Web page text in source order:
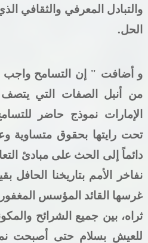
والتبادل المعرفي والثقافي
الحل.
و أضافت " إن التسامح واجب
من أنبل الصفات التي يتصف
الإمارات نموذج حاضر
تحت رايتها بحقوق متساوية
دائماً إلى الحث على مبادئ
نفاخر الأمم بتاريخنا الحافل
غرسها القائد المؤسس المغفور
ثراه، بين جميع الشرائح
للعيش بسلام حتى أصبحت